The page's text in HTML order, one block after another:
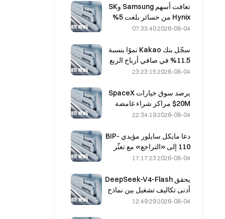
تأثر الحصة السوقية لشركة
Xinyuan بنسبة 27%
تعافت أسهم Samsung وSK
Hynix من خسائر بلغت 5%
بفضل مشتريات المستثمرين
2026-08-04 07:33:40
سجّل بنك Kakao نموًا بنسبة
11.5% في صافي أرباح الربع
الثاني، وبلغت أرباح النصف
2026-08-04 23:23:15
يرصد سوق خيارات SpaceX
$20M مراكز شراء غامضة
بسعر تنفيذ يبلغ 330 دولارًا قبل
2026-08-04 22:34:19
دعا مايكل سايلور مؤيدي BIP-
110 إلى «التراجع» مع تعثّر
دعم المعدّنين عند 2.70%
2026-08-04 17:17:23
يحقق DeepSeek-V4-Flash
أدنى تكاليف تشغيل بين نماذج
الذكاء الاصطناعي الرئيسية في
2026-08-04 12:49:29